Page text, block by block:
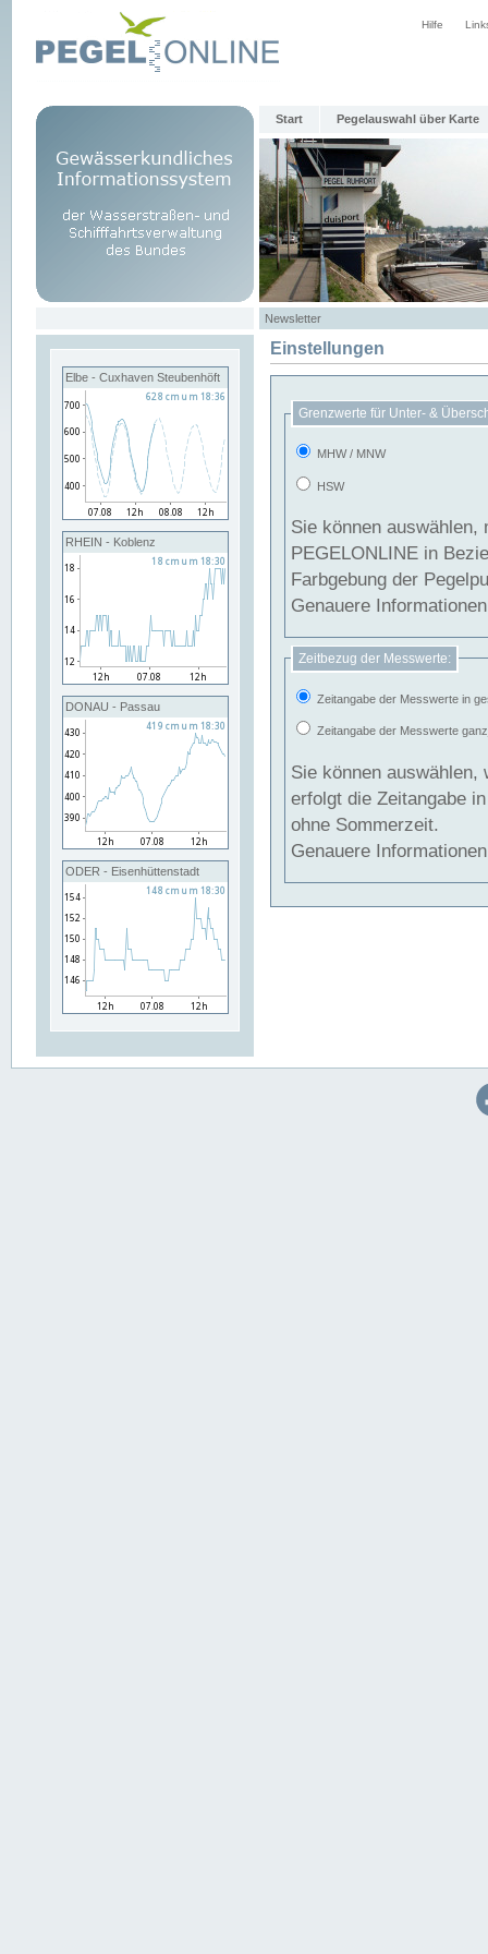
Hilfe
Start Pegelauswahl über Karte
Newsletter
Elbe - Cuxhaven Steubenhöft
RHEIN - Koblenz
DONAU - Passau
ODER - Eisenhüttenstadt
Einstellungen
Grenzwerte für Unter- &
MHW / MNW
HSW
Sie können
PEGELONLINE in Beziehung
Farbgebung der
Genauere
Zeitbezug der Messwerte:
Zeitangabe der Messwerte in
Zeitangabe der Messwerte
Sie können auswählen,
erfolgt die Zeitangabe
ohne Sommerzeit.
Genauere